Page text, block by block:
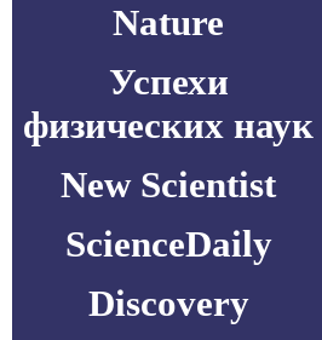
Nature
Успехи
физических наук
New Scientist
ScienceDaily
Discovery